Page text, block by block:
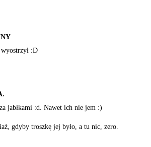
:D
jabłkami :d. Nawet ich nie jem :)
gdyby troszkę jej było, a tu nic, zero.